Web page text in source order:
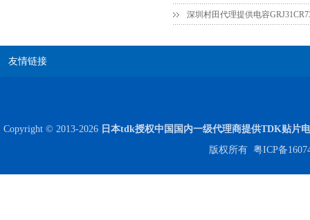
贴片安规电容2220 X2 AC250V 0.1UF封装
深圳村田代理提供电容
友情链接
Copyright © 2013-2026 日本tdk授权中国国内一级代理商提供TDK贴片
版权所有 粤ICP备